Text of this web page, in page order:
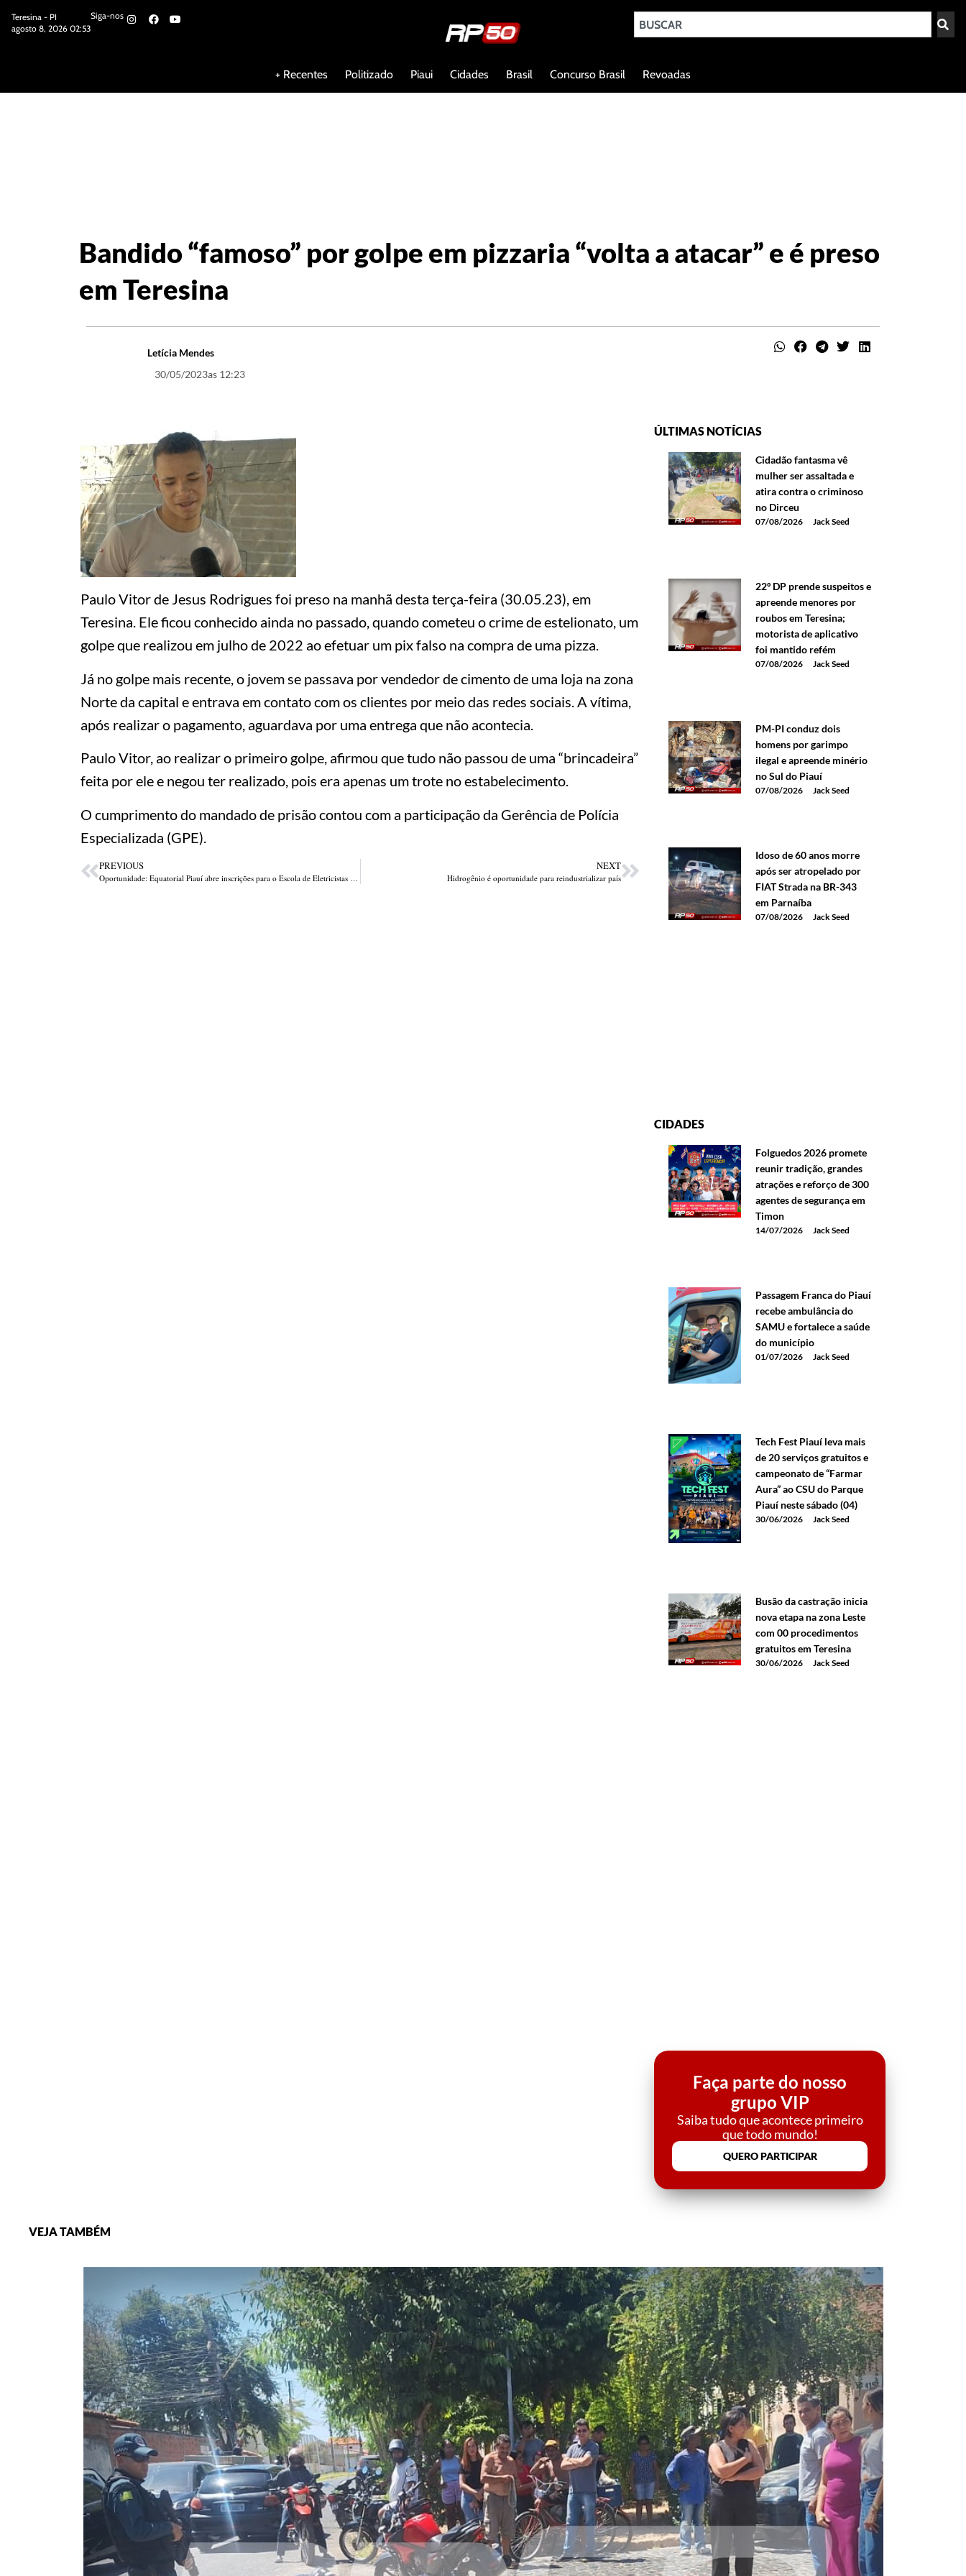
Teresina - PI
agosto 8, 2026 02:53
Siga-nos
+ Recentes Politizado Piaui Cidades Brasil Concurso Brasil Revoadas
Bandido “famoso” por golpe em pizzaria “volta a atacar” e é preso
em Teresina
Letícia Mendes
30/05/2023as 12:23
Paulo Vitor de Jesus Rodrigues foi preso na manhã desta terça-feira (30.05.23), em
Teresina. Ele ficou conhecido ainda no passado, quando cometeu o crime de estelionato, um
golpe que realizou em julho de 2022 ao efetuar um pix falso na compra de uma pizza.
Já no golpe mais recente, o jovem se passava por vendedor de cimento de uma loja na zona
Norte da capital e entrava em contato com os clientes por meio das redes sociais. A vítima,
após realizar o pagamento, aguardava por uma entrega que não acontecia.
Paulo Vitor, ao realizar o primeiro golpe, afirmou que tudo não passou de uma “brincadeira”
feita por ele e negou ter realizado, pois era apenas um trote no estabelecimento.
O cumprimento do mandado de prisão contou com a participação da Gerência de Polícia
Especializada (GPE).
PREVIOUS
Oportunidade: Equatorial Piauí abre inscrições para o Escola de Eletricistas 2023
NEXT
Hidrogênio é oportunidade para reindustrializar país
ÚLTIMAS NOTÍCIAS
Cidadão fantasma vê
mulher ser assaltada e
atira contra o criminoso
no Dirceu
07/08/2026 Jack Seed
22º DP prende suspeitos e
apreende menores por
roubos em Teresina;
motorista de aplicativo
foi mantido refém
07/08/2026 Jack Seed
PM-PI conduz dois
homens por garimpo
ilegal e apreende minério
no Sul do Piauí
07/08/2026 Jack Seed
Idoso de 60 anos morre
após ser atropelado por
FIAT Strada na BR-343
em Parnaíba
07/08/2026 Jack Seed
CIDADES
Folguedos 2026 promete
reunir tradição, grandes
atrações e reforço de 300
agentes de segurança em
Timon
14/07/2026 Jack Seed
Passagem Franca do Piauí
recebe ambulância do
SAMU e fortalece a saúde
do município
01/07/2026 Jack Seed
Tech Fest Piauí leva mais
de 20 serviços gratuitos e
campeonato de “Farmar
Aura” ao CSU do Parque
Piauí neste sábado (04)
30/06/2026 Jack Seed
Busão da castração inicia
nova etapa na zona Leste
com 00 procedimentos
gratuitos em Teresina
30/06/2026 Jack Seed
Faça parte do nosso
grupo VIP
Saiba tudo que acontece primeiro
que todo mundo!
QUERO PARTICIPAR
VEJA TAMBÉM